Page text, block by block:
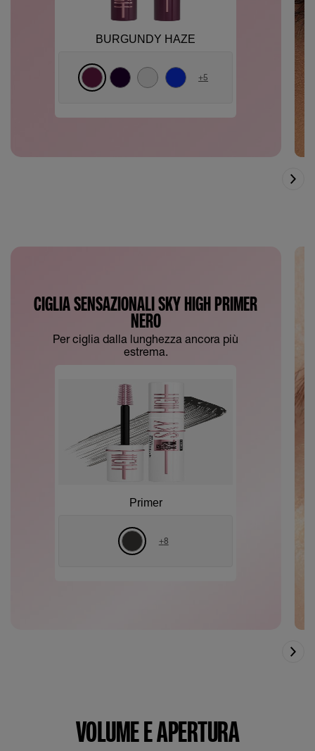
BURGUNDY HAZE
+5
CIGLIA SENSAZIONALI SKY HIGH PRIMER
NERO
Per ciglia dalla lunghezza ancora più
estrema.
Primer
+8
VOLUME E APERTURA